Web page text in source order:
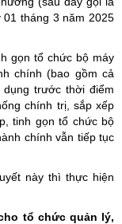
tháng 3 năm 2025
gọn tổ chức bộ máy
chính (bao gồm cả
trước thời điểm
chính trị, sắp xếp
tinh gọn tổ chức bộ
chính vẫn tiếp tục
này thì thực hiện
tổ chức quản lý,